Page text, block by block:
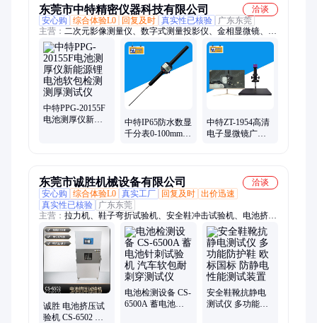
东莞市中特精密仪器科技有限公司
洽谈
安心购
综合体验L0 回复及时 真实性已核验
广东东莞
主营： 二次元影像测量仪、数字式测量投影仪、金相显微镜、
20155F电池测厚仪、万能工具显微镜、硬度计、色差仪、电脑分
光测色计、数显立式光学计
中特PPG-20155F
电池测厚仪新能
中特IP65防水数显
千分表0-100mm精
中特ZT-1954高清
电子显微镜广泛
东莞市诚胜机械设备有限公司
洽谈
安心购
综合体验L0 真实工厂 回复及时 出价迅速
真实性已核验
广东东莞
主营： 拉力机、鞋子弯折试验机、安全鞋冲击试验机、电池挤压
试验机、皮革动态防水试验机、橡胶耐磨试验机、低温耐折箱、
皮革耐折试验机、手套切割试验机
诚胜 电池挤压试
验机 CS-6502 软
电池检测设备 CS-
6500A 蓄电池针
安全鞋靴抗静电
测试仪 多功能防